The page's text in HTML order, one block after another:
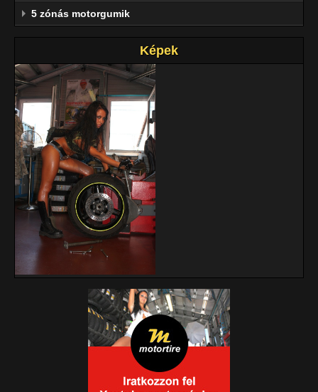
5 zónás motorgumik
Képek